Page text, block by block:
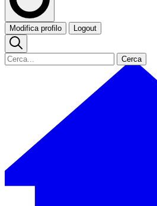
Modifica profilo Logout
Cerca